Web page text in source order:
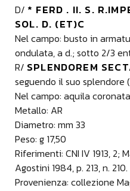
D/ * FERD . II. S.
SOL. D. (ET)C
Nel campo: busto in
ondulata, a d.; sotto 2/3
R/ SPLENDOREM
seguendo il suo splendore
Nel campo: aquila
Metallo: AR
Diametro: mm 33
Peso: g 17,50
Riferimenti: CNI IV 1913, 2;
Agostini 1984, p. 213, n. 210.
Provenienza: collezione